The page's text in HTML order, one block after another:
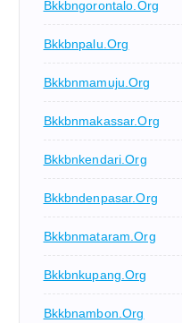
Bkkbngorontalo.org
Bkkbnpalu.org
Bkkbnmamuju.org
Bkkbnmakassar.org
Bkkbnkendari.org
Bkkbndenpasar.org
Bkkbnmataram.org
Bkkbnkupang.org
Bkkbnambon.org